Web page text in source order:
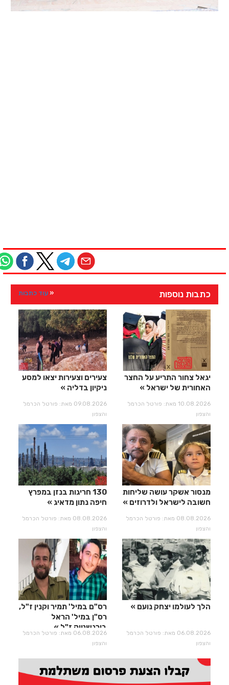
כתבות נוספות עוד כתבות
יגאל צחור התריע על החצר
האחורית של ישראל
10.08.2026 מאת: פורטל הכרמל
והצפון
צעירים וצעירות יצאו למסע
ניקיון בדליה
09.08.2026 מאת: פורטל הכרמל
והצפון
מנסור אשקר עושה שליחות
חשובה לישראל ולדרוזים
08.08.2026 מאת: פורטל הכרמל
והצפון
130 חריגות בנזן במפרץ
חיפה נתון מדאיג
08.08.2026 מאת: פורטל הכרמל
והצפון
הלך לעולמו יצחק נועם
06.08.2026 מאת: פורטל הכרמל
והצפון
רס"ם במיל' תמיר וקנין ז"ל,
רס"ן במיל' הראל
בירנשטוק ז"ל
06.08.2026 מאת: פורטל הכרמל
והצפון